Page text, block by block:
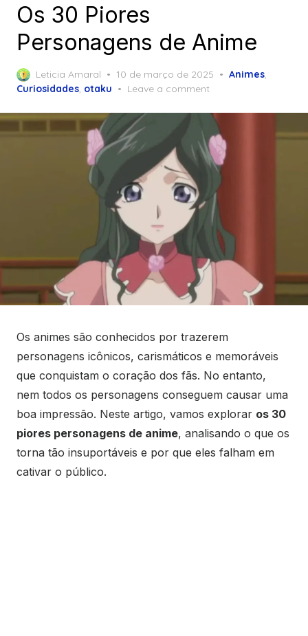
Os 30 Piores
Personagens de Anime
Leticia Amaral
Posted
on
10 de março de 2025 Animes,
Curiosidades, otaku Leave a comment
Os animes são conhecidos por trazerem
personagens icônicos, carismáticos e memoráveis
que conquistam o coração dos fãs. No entanto,
nem todos os personagens conseguem causar uma
boa impressão. Neste artigo, vamos explorar os 30
piores personagens de anime, analisando o que os
torna tão insuportáveis e por que eles falham em
cativar o público.